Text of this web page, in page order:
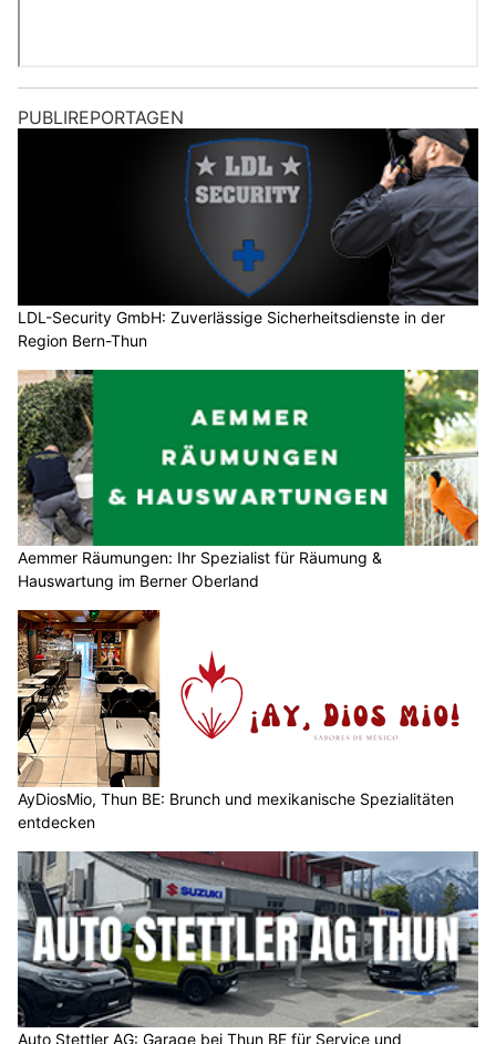
PUBLIREPORTAGEN
LDL-Security GmbH: Zuverlässige Sicherheitsdienste in der
Region Bern-Thun
Aemmer Räumungen: Ihr Spezialist für Räumung &
Hauswartung im Berner Oberland
AyDiosMio, Thun BE: Brunch und mexikanische Spezialitäten
entdecken
Auto Stettler AG: Garage bei Thun BE für Service und